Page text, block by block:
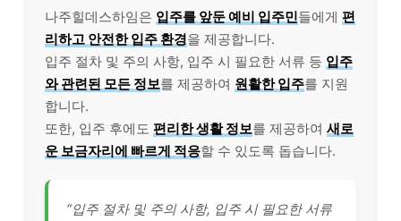
나주힐데스하임은 입주를 앞둔 예비 입주민들에게 편
리하고 안전한 입주 환경을 제공합니다.
입주 절차 및 주의 사항, 입주 시 필요한 서류 등 입주
와 관련된 모든 정보를 제공하여 원활한 입주를 지원
합니다.
또한, 입주 후에도 편리한 생활 정보를 제공하여 새로
운 보금자리에 빠르게 적응할 수 있도록 돕습니다.
“입주 절차 및 주의 사항, 입주 시 필요한 서류